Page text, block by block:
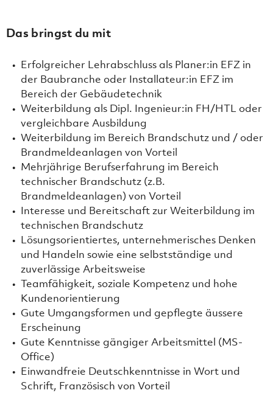
Das bringst du mit
Erfolgreicher Lehrabschluss als Planer:in EFZ in
der Baubranche oder Installateur:in EFZ im
Bereich der Gebäudetechnik
Weiterbildung als Dipl. Ingenieur:in FH/HTL oder
vergleichbare Ausbildung
Weiterbildung im Bereich Brandschutz und / oder
Brandmeldeanlagen von Vorteil
Mehrjährige Berufserfahrung im Bereich
technischer Brandschutz (z.B.
Brandmeldeanlagen) von Vorteil
Interesse und Bereitschaft zur Weiterbildung im
technischen Brandschutz
Lösungsorientiertes, unternehmerisches Denken
und Handeln sowie eine selbstständige und
zuverlässige Arbeitsweise
Teamfähigkeit, soziale Kompetenz und hohe
Kundenorientierung
Gute Umgangsformen und gepflegte äussere
Erscheinung
Gute Kenntnisse gängiger Arbeitsmittel (MS-
Office)
Einwandfreie Deutschkenntnisse in Wort und
Schrift, Französisch von Vorteil